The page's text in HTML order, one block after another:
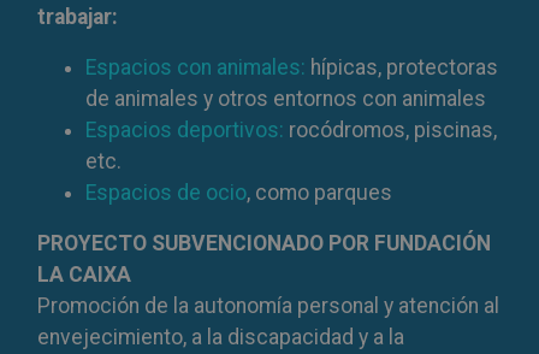
trabajar:
Espacios con animales: hípicas, protectoras
de animales y otros entornos con animales
Espacios deportivos: rocódromos, piscinas,
etc.
Espacios de ocio, como parques
PROYECTO SUBVENCIONADO POR FUNDACIÓN
LA CAIXA
Promoción de la autonomía personal y atención al
envejecimiento, a la discapacidad y a la